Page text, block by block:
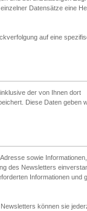
Datensätze eine
auf eine
der von Ihnen dort
Diese Daten geben
sowie
des Newsletters
Informationen und
können sie